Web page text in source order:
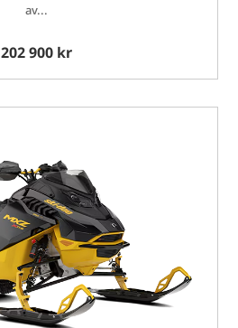
av...
202 900 kr